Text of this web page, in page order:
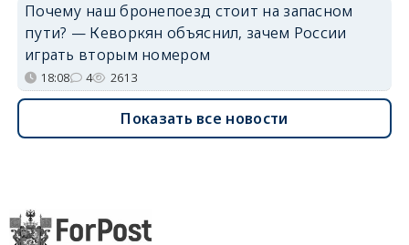
Почему наш бронепоезд стоит на запасном
пути? — Кеворкян объяснил, зачем России
играть вторым номером
18:08 4 2613
Показать все новости